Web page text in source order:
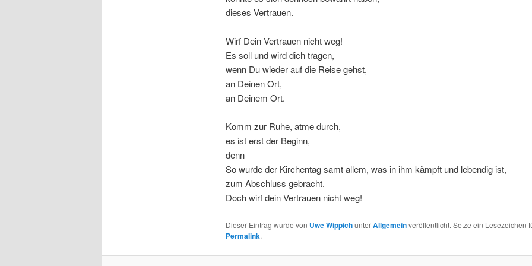
dieses Vertrauen.
Wirf Dein Vertrauen nicht weg!
Es soll und wird dich tragen,
wenn Du wieder auf die Reise gehst,
an Deinen Ort,
an Deinem Ort.
Komm zur Ruhe, atme durch,
es ist erst der Beginn,
denn
So wurde der Kirchentag samt allem, was in ihm kämpft und lebendig ist,
zum Abschluss gebracht.
Doch wirf dein Vertrauen nicht weg!
Dieser Eintrag wurde von Uwe WippichunterAllgemeinveröffentlicht. Setze ein Lesezeichen
Permalink.